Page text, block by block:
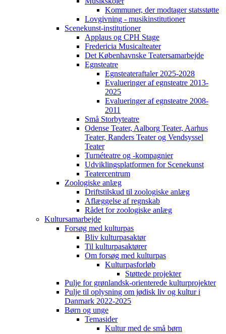
Kommuner, der modtager statsstøtte
Lovgivning - musikinstitutioner
Scenekunst-institutioner
Applaus og CPH Stage
Fredericia Musicalteater
Det Københavnske Teatersamarbejde
Egnsteatre
Egnsteateraftaler 2025-2028
Evalueringer af egnsteatre 2013-
2025
Evalueringer af egnsteatre 2008-
2011
Små Storbyteatre
Odense Teater, Aalborg Teater, Aarhus
Teater, Randers Teater og Vendsyssel
Teater
Turnéteatre og -kompagnier
Udviklingsplatformen for Scenekunst
Teatercentrum
Zoologiske anlæg
Driftstilskud til zoologiske anlæg
Aflæggelse af regnskab
Rådet for zoologiske anlæg
Kultursamarbejde
Forsøg med kulturpas
Bliv kulturpasaktør
Til kulturpasaktører
Om forsøg med kulturpas
Kulturpasforløb
Støttede projekter
Pulje for grønlandsk-orienterede kulturprojekter
Pulje til oplysning om jødisk liv og kultur i
Danmark 2022-2025
Børn og unge
Temasider
Kultur med de små børn